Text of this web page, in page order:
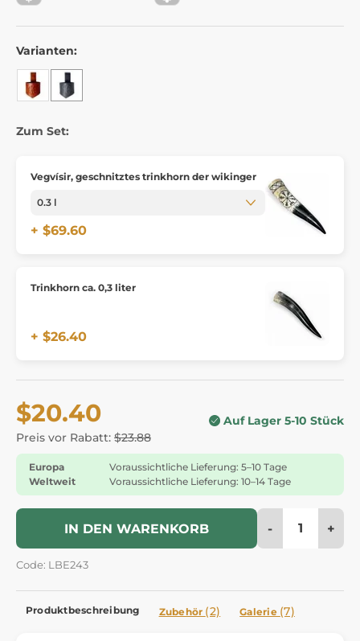
Varianten:
Zum Set:
Vegvísir, geschnitztes trinkhorn der wikinger
+ $69.60
Trinkhorn ca. 0,3 liter
+ $26.40
$20.40
Preis vor Rabatt: $23.88
Auf Lager 5-10 Stück
Europa
Voraussichtliche Lieferung: 5–10 Tage
Weltweit
Voraussichtliche Lieferung: 10–14 Tage
IN DEN WARENKORB - +
Code: LBE243
Produktbeschreibung Zubehör (2) Galerie (7)